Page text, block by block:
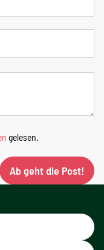
gelesen.
Ab geht die Post!